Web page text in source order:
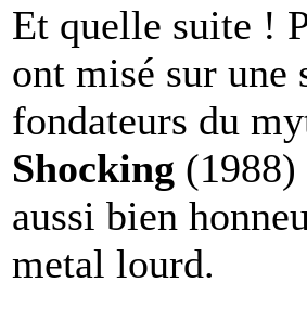
Et quelle suite !
ont misé sur une
fondateurs du
Shocking (1988)
aussi bien
metal lourd.